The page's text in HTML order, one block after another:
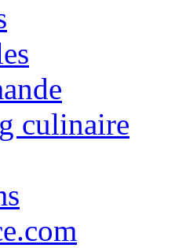
culinaire